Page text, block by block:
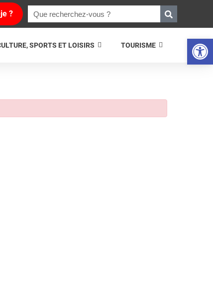
Ouvrir
?
SPORTS ET LOISIRS TOURISME